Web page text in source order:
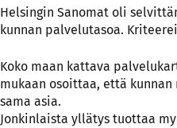
Helsingin Sanomat oli
kunnan palvelutasoa.
Koko maan kattava
mukaan osoittaa, että
sama asia.
Jonkinlaista yllätys tuottaa